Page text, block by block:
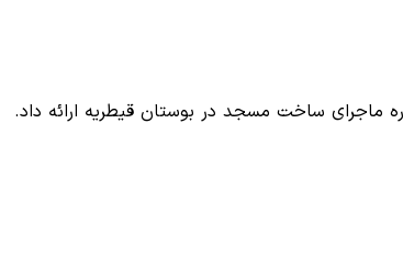
ماجرای ساخت مسجد در بوستان قیطریه ارائه داد.